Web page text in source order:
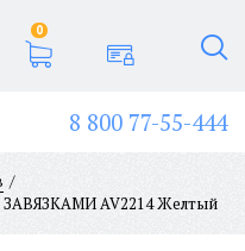
0
8 800 77-55-444
AV2214 Желтый